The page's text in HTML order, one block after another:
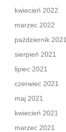
kwiecień 2022
marzec 2022
październik 2021
sierpień 2021
lipiec 2021
czerwiec 2021
maj 2021
kwiecień 2021
marzec 2021